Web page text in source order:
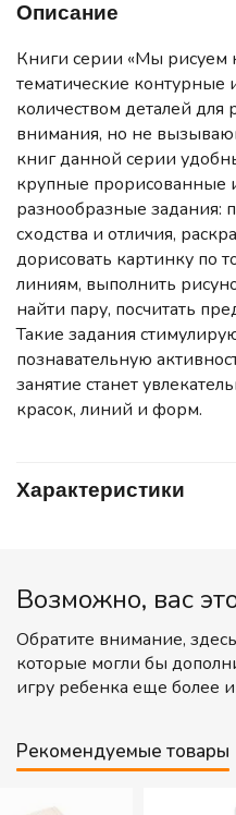
Описание
Книги серии «Мы рисуем
тематические контурные
количеством деталей для
внимания, но не
книг данной серии
крупные прорисованные
разнообразные задания:
сходства и отличия,
дорисовать картинку по
линиям, выполнить
найти пару, посчитать
Такие задания
познавательную
занятие станет
красок, линий и форм.
Характеристики
Возможно, вас
Обратите внимание,
которые могли бы
игру ребенка еще более
Рекомендуемые товары